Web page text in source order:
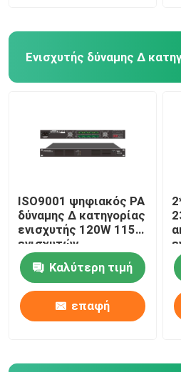
Ενισχυτής δύναμης Δ
ISO9001 ψηφιακός PA
δύναμης Δ κατηγορίας
ενισχυτής 120W 115V
ενισχυτών
Καλύτερη τιμή
επαφή